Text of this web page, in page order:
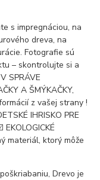
s impregnáciou, na
dreva, na
Fotografie sú
– skontrolujte si a
SPRÁVE
A ŠMÝKAČKY,
z vašej strany !️
IHRISKO PRE
materiál, ktorý môže
Drevo je